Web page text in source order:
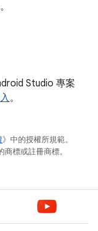
Studio 專案
。
》中的授權所規範。
標或註冊商標。